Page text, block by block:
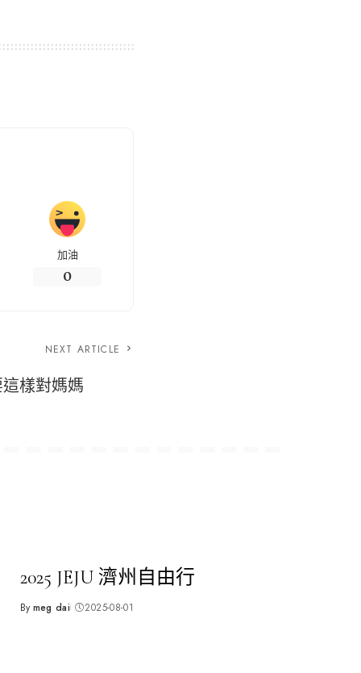
加油
0
NEXT ARTICLE
樣對媽媽
2025 JEJU 濟州自由行
Posted
By meg dai 2025-08-01